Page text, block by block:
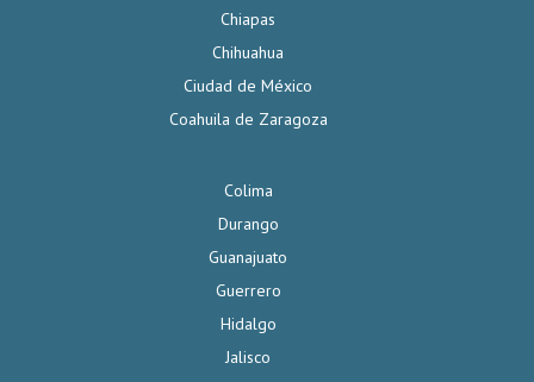
Chiapas
Chihuahua
Ciudad de México
Coahuila de Zaragoza
Colima
Durango
Guanajuato
Guerrero
Hidalgo
Jalisco